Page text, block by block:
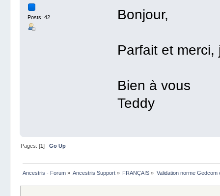
Posts: 42 Bonjour,
Parfait et
Bien à vous
Teddy
Pages: [1 ] Go Up
Ancestris - Forum» Ancestris Support » FRANÇAIS » Validation norme